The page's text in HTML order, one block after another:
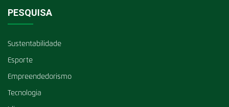
PESQUISA
Sustentabilidade
Esporte
Empreendedorismo
Tecnologia